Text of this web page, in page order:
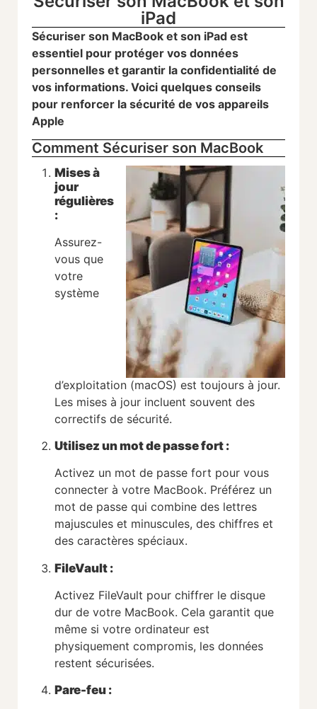
iPad
Sécuriser son MacBook et son iPad est
essentiel pour protéger vos données
personnelles et garantir la confidentialité de
vos informations. Voici quelques conseils
pour renforcer la sécurité de vos appareils
Apple
Comment Sécuriser son MacBook
Mises à
jour
régulières
:
Assurez-
vous que
votre
système
d’exploitation (macOS) est toujours à jour.
Les mises à jour incluent souvent des
correctifs de sécurité.
Utilisez un mot de passe fort :
Activez un mot de passe fort pour vous
connecter à votre MacBook. Préférez un
mot de passe qui combine des lettres
majuscules et minuscules, des chiffres et
des caractères spéciaux.
FileVault :
Activez FileVault pour chiffrer le disque
dur de votre MacBook. Cela garantit que
même si votre ordinateur est
physiquement compromis, les données
restent sécurisées.
Pare-feu :